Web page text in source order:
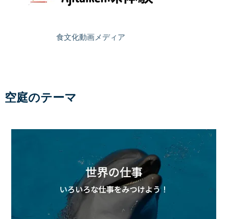
食文化動画メディア
空庭のテーマ